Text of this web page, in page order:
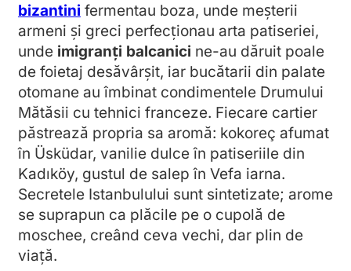
bizantini fermentau boza, unde meșterii
armeni și greci perfecționau arta patiseriei,
unde imigranți balcanici ne-au dăruit poale
de foietaj desăvârșit, iar bucătarii din palate
otomane au îmbinat condimentele Drumului
Mătăsii cu tehnici franceze. Fiecare cartier
păstrează propria sa aromă: kokoreç afumat
în Üsküdar, vanilie dulce în patiseriile din
Kadıköy, gustul de salep în Vefa iarna.
Secretele Istanbulului sunt sintetizate; arome
se suprapun ca plăcile pe o cupolă de
moschee, creând ceva vechi, dar plin de
viață.